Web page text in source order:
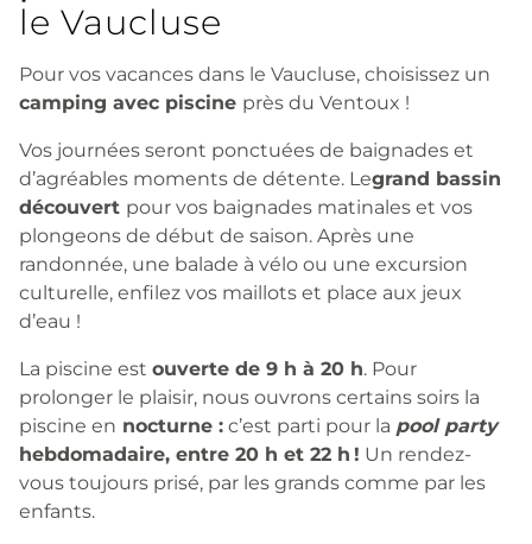
le Vaucluse
Pour vos vacances dans le Vaucluse, choisissez un
camping avec piscine près du Ventoux !
Vos journées seront ponctuées de baignades et
d’agréables moments de détente. Legrand bassin
découvert pour vos baignades matinales et vos
plongeons de début de saison. Après une
randonnée, une balade à vélo ou une excursion
culturelle, enfilez vos maillots et place aux jeux
d’eau !
La piscine est ouverte de 9 h à 20 h. Pour
prolonger le plaisir, nous ouvrons certains soirs la
piscine en nocturne : c’est parti pour la pool party
hebdomadaire, entre 20 h et 22 h ! Un rendez-
vous toujours prisé, par les grands comme par les
enfants.